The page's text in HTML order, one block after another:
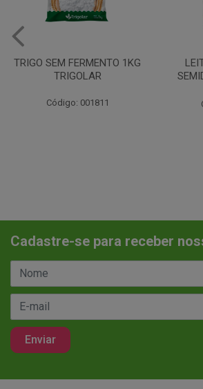
LEITE CONDENSADO
SEMIDESNATADO TIROL
Código: 046325
Cadastre-se para receber